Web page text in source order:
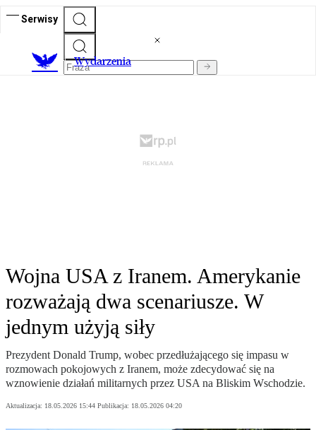
Serwisy
Wydarzenia
Wojna USA z Iranem. Amerykanie
rozważają dwa scenariusze. W
jednym użyją siły
Prezydent Donald Trump, wobec przedłużającego się impasu w
rozmowach pokojowych z Iranem, może zdecydować się na
wznowienie działań militarnych przez USA na Bliskim Wschodzie.
Aktualizacja: 18.05.2026 15:44 Publikacja: 18.05.2026 04:20